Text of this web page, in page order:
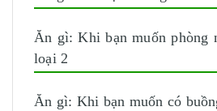
Ăn gì: Khi bạn muốn phòng
loại 2
Ăn gì: Khi bạn muốn có